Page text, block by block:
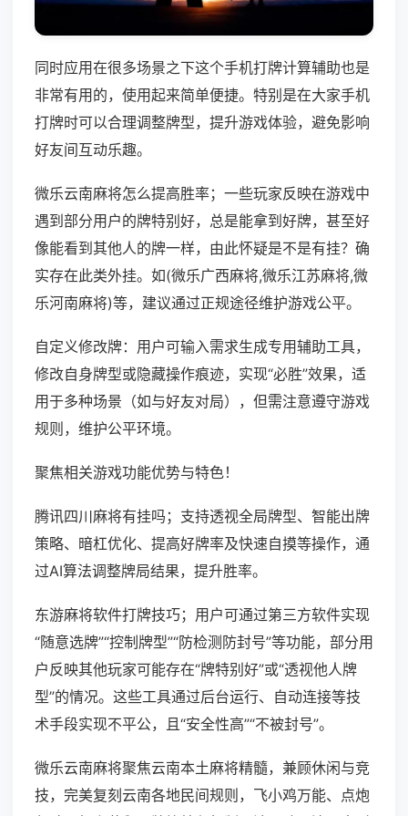
同时应用在很多场景之下这个手机打牌计算辅助也是
非常有用的，使用起来简单便捷。特别是在大家手机
打牌时可以合理调整牌型，提升游戏体验，避免影响
好友间互动乐趣。
微乐云南麻将怎么提高胜率；一些玩家反映在游戏中
遇到部分用户的牌特别好，总是能拿到好牌，甚至好
像能看到其他人的牌一样，由此怀疑是不是有挂？确
实存在此类外挂。如(微乐广西麻将,微乐江苏麻将,微
乐河南麻将)等，建议通过正规途径维护游戏公平。
自定义修改牌：用户可输入需求生成专用辅助工具，
修改自身牌型或隐藏操作痕迹，实现“必胜”效果，适
用于多种场景（如与好友对局），但需注意遵守游戏
规则，维护公平环境。
聚焦相关游戏功能优势与特色！
腾讯四川麻将有挂吗；支持透视全局牌型、智能出牌
策略、暗杠优化、提高好牌率及快速自摸等操作，通
过AI算法调整牌局结果，提升胜率。
东游麻将软件打牌技巧；用户可通过第三方软件实现
“随意选牌”“控制牌型”“防检测防封号”等功能，部分用
户反映其他玩家可能存在“牌特别好”或“透视他人牌
型”的情况。这些工具通过后台运行、自动连接等技
术手段实现不平公，且“安全性高”“不被封号”。
微乐云南麻将聚焦云南本土麻将精髓，兼顾休闲与竞
技，完美复刻云南各地民间规则，飞小鸡万能、点炮